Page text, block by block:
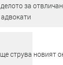
за
струва новият